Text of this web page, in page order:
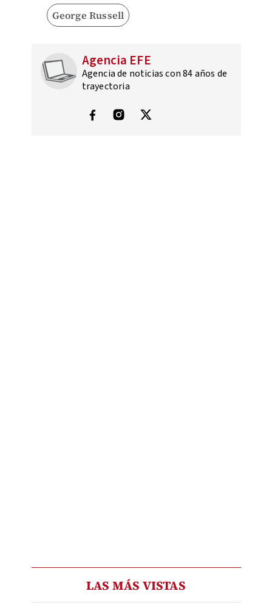
George Russell
Agencia EFE
Agencia de noticias con 84 años de
trayectoria
LAS MÁS VISTAS